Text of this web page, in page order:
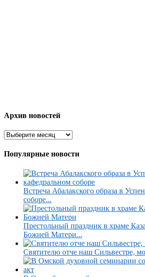
Архив новостей
Популярные новости
Встреча Абалакского образа в
соборе...
Престольный праздник в храме
Божией Матери...
Святителю отче наш Сильвестре,